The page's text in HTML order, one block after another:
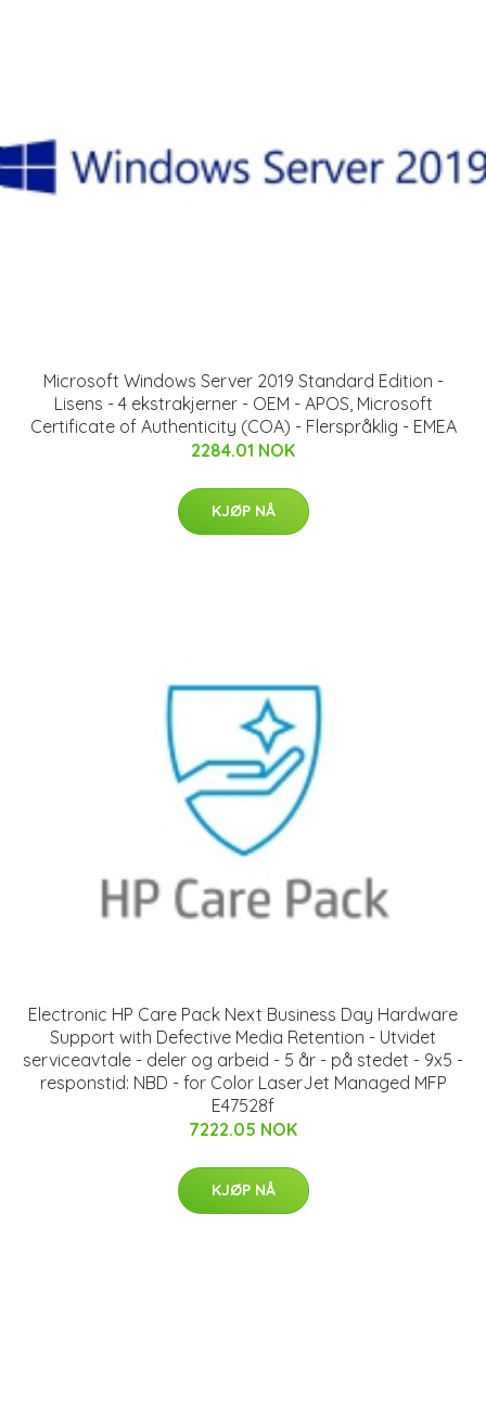
Microsoft Windows Server 2019 Standard Edition -
Lisens - 4 ekstrakjerner - OEM - APOS, Microsoft
Certificate of Authenticity (COA) - Flerspråklig - EMEA
2284.01 NOK
KJØP NÅ
Electronic HP Care Pack Next Business Day Hardware
Support with Defective Media Retention - Utvidet
serviceavtale - deler og arbeid - 5 år - på stedet - 9x5 -
responstid: NBD - for Color LaserJet Managed MFP
E47528f
7222.05 NOK
KJØP NÅ